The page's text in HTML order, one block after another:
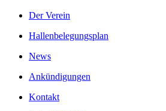
Der Verein
Hallenbelegungsplan
News
Ankündigungen
Kontakt